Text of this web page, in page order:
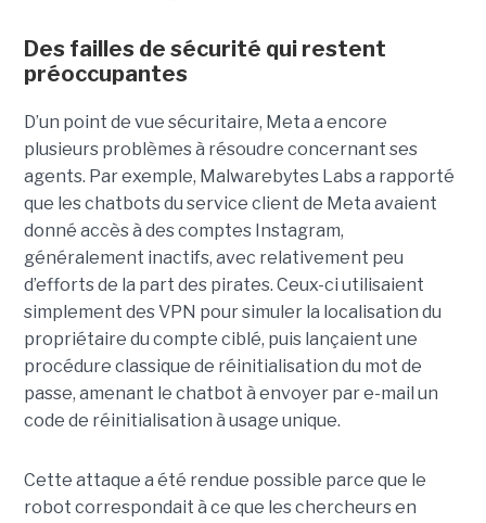
Des failles de sécurité qui restent
préoccupantes
D’un point de vue sécuritaire, Meta a encore
plusieurs problèmes à résoudre concernant ses
agents. Par exemple, Malwarebytes Labs a rapporté
que les chatbots du service client de Meta avaient
donné accès à des comptes Instagram,
généralement inactifs, avec relativement peu
d’efforts de la part des pirates. Ceux-ci utilisaient
simplement des VPN pour simuler la localisation du
propriétaire du compte ciblé, puis lançaient une
procédure classique de réinitialisation du mot de
passe, amenant le chatbot à envoyer par e-mail un
code de réinitialisation à usage unique.
Cette attaque a été rendue possible parce que le
robot correspondait à ce que les chercheurs en